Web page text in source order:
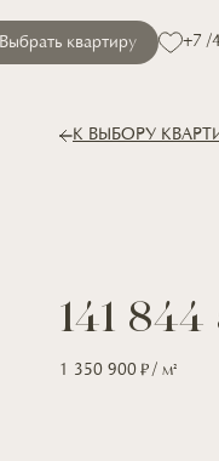
Выбрать квартиру +7 /
К ВЫБОРУ
141
1 350 900 / м2